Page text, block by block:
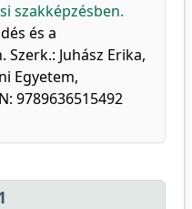
szakképzésben.
és a
Juhász Erika,
Egyetem,
9789636515492